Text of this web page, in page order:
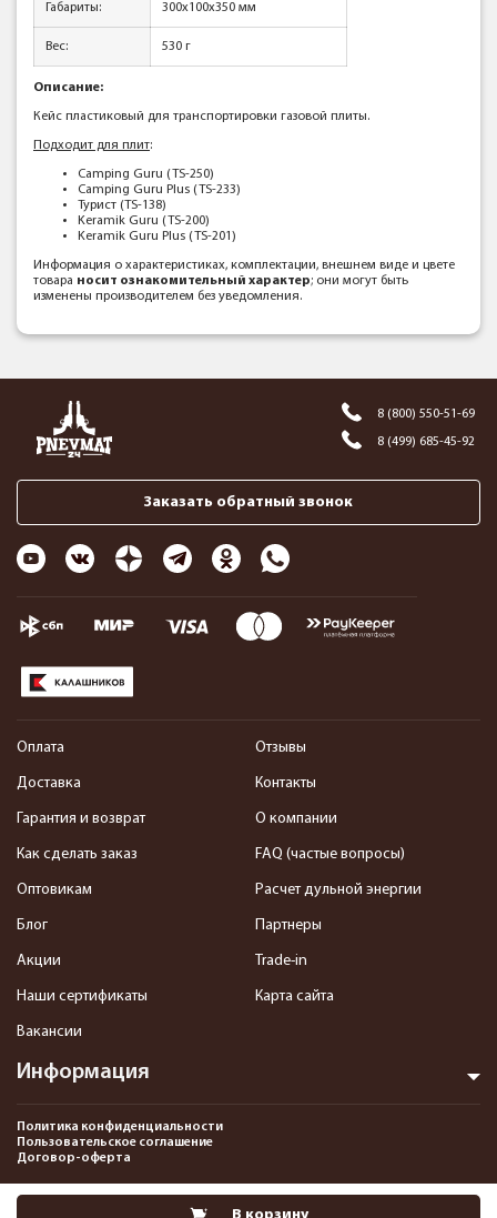
В корзину
Габариты: 300x100x350 мм
Вес: 530 г
Описание:
Кейс пластиковый для транспортировки газовой плиты.
Подходит для плит:
Camping Guru (TS-250)
Camping Guru Plus (TS-233)
Турист (TS-138)
Keramik Guru (TS-200)
Keramik Guru Plus (TS-201)
Информация о характеристиках, комплектации, внешнем виде и цвете
товара носит ознакомительный характер; они могут быть
изменены производителем без уведомления.
8 (800) 550-51-69
8 (499) 685-45-92
Заказать обратный звонок
Информация
Оплата
Доставка
Гарантия и возврат
Как сделать заказ
Оптовикам
Блог
Акции
Наши сертификаты
Вакансии
Отзывы
Контакты
О компании
FAQ (частые вопросы)
Расчет дульной энергии
Партнеры
Trade-in
Карта сайта
Политика конфиденциальности
Пользовательское соглашение
Договор-оферта
2013-2026 Интернет-магазин пневматики, страйкбола и снаряжения–